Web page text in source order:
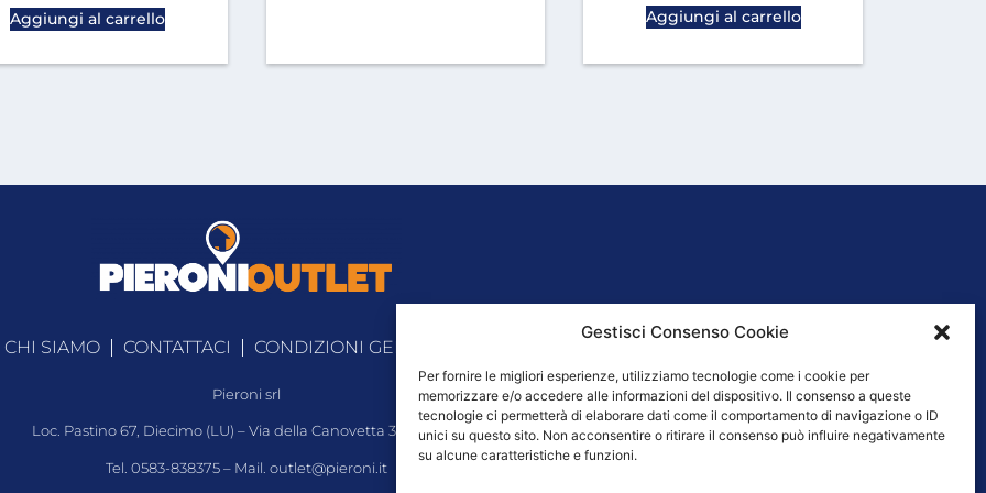
Gestisci Consenso Cookie
Per fornire le migliori esperienze, utilizziamo tecnologie come i cookie per
memorizzare e/o accedere alle informazioni del dispositivo. Il consenso a queste
tecnologie ci permetterà di elaborare dati come il comportamento di navigazione o ID
unici su questo sito. Non acconsentire o ritirare il consenso può influire negativamente
su alcune caratteristiche e funzioni.
Aggiungi al carrello Aggiungi al carrello
CHI SIAMO CONTATTACI CONDIZIONI GENERALI DI VENDITA
Pieroni srl
Loc. Pastino 67, Diecimo (LU) – Via della Canovetta 341, Lucca
Tel. 0583-838375 – Mail. outlet@pieroni.it